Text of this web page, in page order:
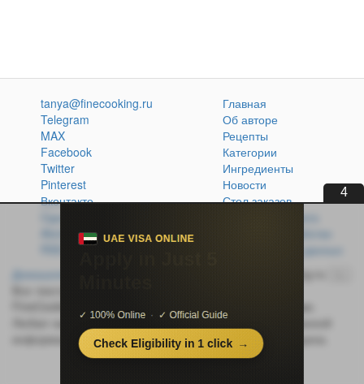
2
tanya@finecooking.ru
Telegram
MAX
Facebook
Twitter
Pinterest
Вконтакте
Одноклассники
Главная
Об авторе
Рецепты
Категории
Ингредиенты
Новости
Стол заказов
Политика обработки
персональных данных
Домашняя кухня без проблем
© 2014-2026 FineCooking.ru
FineCooking.ru, защищены законом об авторском праве.
Любая частичная или полная перепечатка опубликованной
информации без активной ссылки на источник запрещена.